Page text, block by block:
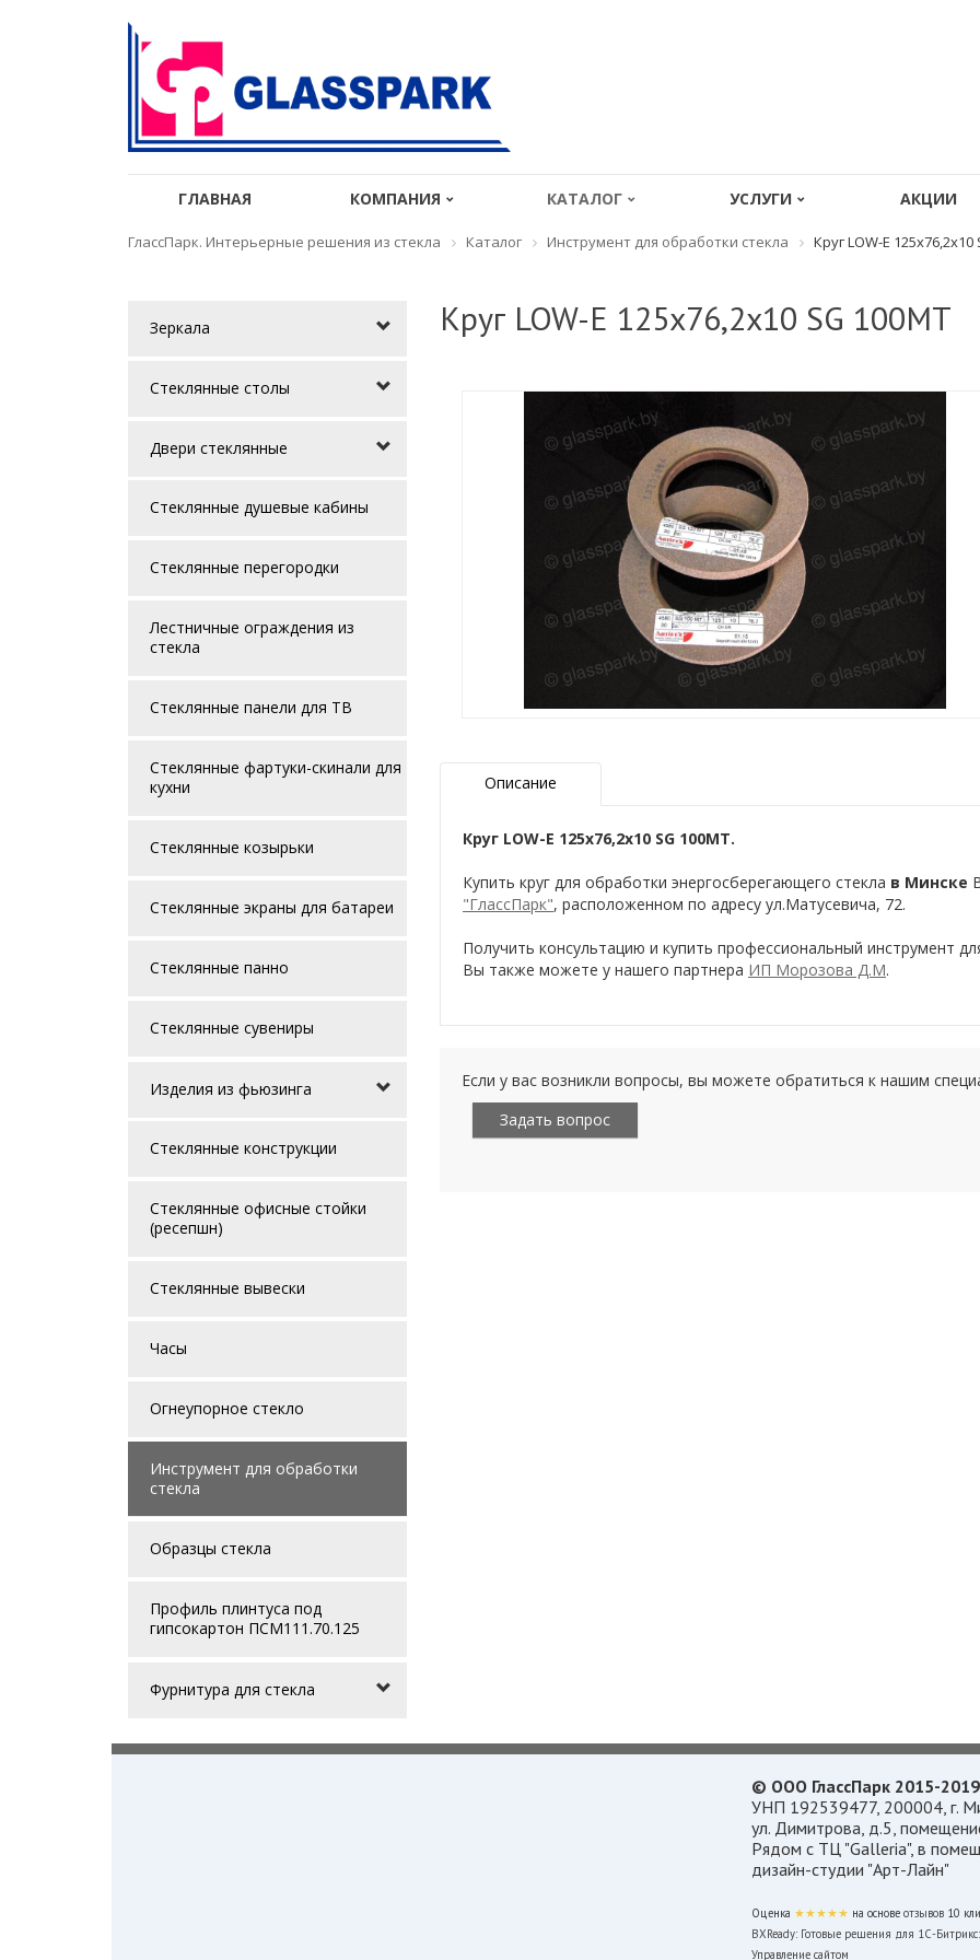
ГЛАВНАЯ КОМПАНИЯ КАТАЛОГ УСЛУГИ АКЦИИ
ГлассПарк. Интерьерные решения из стекла Каталог Инструмент для обработки стекла Круг LOW-E 125х76,2х10
Круг LOW-E 125х76,2х10 SG 100MT
Описание
Круг LOW-E 125х76,2х10 SG 100MT.
Купить круг для обработки энергосберегающего стекла в Минске
"ГлассПарк", расположенном по адресу ул.Матусевича, 72.
Получить консультацию и купить профессиональный инструмент
Вы также можете у нашего партнера ИП Морозова Д.М.
Если у вас возникли вопросы, вы можете обратиться к нашим
Задать вопрос
Зеркала
Стеклянные столы
Двери стеклянные
Стеклянные душевые кабины
Стеклянные перегородки
Лестничные ограждения из
стекла
Стеклянные панели для ТВ
Стеклянные фартуки-скинали для
кухни
Стеклянные козырьки
Стеклянные экраны для батареи
Стеклянные панно
Стеклянные сувениры
Изделия из фьюзинга
Стеклянные конструкции
Стеклянные офисные стойки
(ресепшн)
Стеклянные вывески
Часы
Огнеупорное стекло
Инструмент для обработки
стекла
Образцы стекла
Профиль плинтуса под
гипсокартон ПСМ111.70.125
Фурнитура для стекла
© ООО ГлассПарк 2015-2019
УНП 192539477, 200004, г.
ул. Димитрова, д.5,
Рядом с ТЦ "Galleria", в
дизайн-студии "Арт-Лайн"
Оценка ★★★★★ на основе отзывов 10
BXReady: Готовые решения для 1С-Битрикс:
Управление сайтом